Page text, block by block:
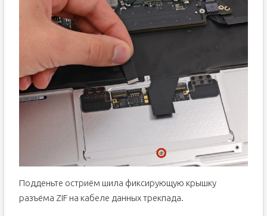
Подденьте остриём шила фиксирующую крышку
разъёма ZIF на кабеле данных трекпада.